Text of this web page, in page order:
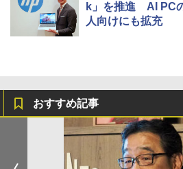
k」を推進 AI PC
人向けにも拡充
おすすめ記事